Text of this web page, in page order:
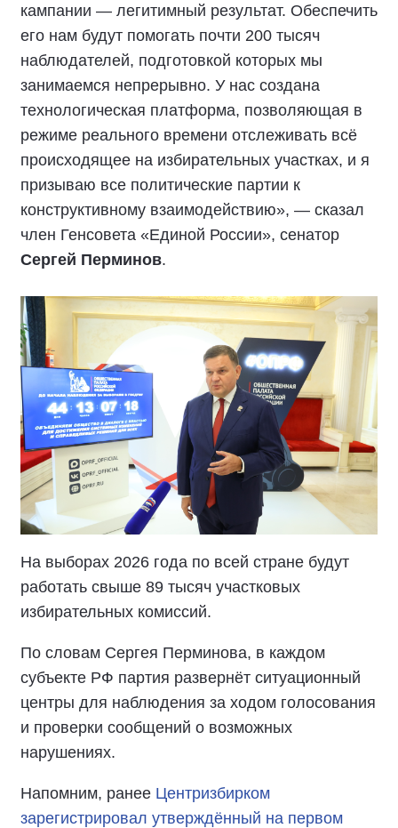
кампании — легитимный результат. Обеспечить
его нам будут помогать почти 200 тысяч
наблюдателей, подготовкой которых мы
занимаемся непрерывно. У нас создана
технологическая платформа, позволяющая в
режиме реального времени отслеживать всё
происходящее на избирательных участках, и я
призываю все политические партии к
конструктивному взаимодействию», — сказал
член Генсовета «Единой России», сенатор
Сергей Перминов.
На выборах 2026 года по всей стране будут
работать свыше 89 тысяч участковых
избирательных комиссий.
По словам Сергея Перминова, в каждом
субъекте РФ партия развернёт ситуационный
центры для наблюдения за ходом голосования
и проверки сообщений о возможных
нарушениях.
Напомним, ранее Центризбирком
зарегистрировал утверждённый на первом